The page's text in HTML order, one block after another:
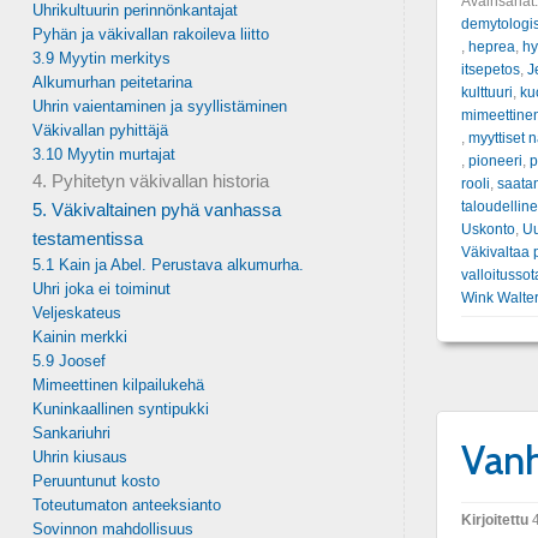
heprea
itsepetos,
kulttuuri
myyttiset
pioneeri
rooli
Uskonto,
Väkivaltaa
Wink Walter
Kirjoitettu
Uhrikultuurin perinnönkantajat
Pyhän ja väkivallan rakoileva liitto
3.9 Myytin merkitys
Alkumurhan peitetarina
Uhrin vaientaminen ja syyllistäminen
Väkivallan pyhittäjä
3.10 Myytin murtajat
4. Pyhitetyn väkivallan historia
5. Väkivaltainen pyhä vanhassa
testamentissa
5.1 Kain ja Abel. Perustava alkumurha.
Uhri joka ei toiminut
Veljeskateus
Kainin merkki
5.9 Joosef
Mimeettinen kilpailukehä
Kuninkaallinen syntipukki
Sankariuhri
Uhrin kiusaus
Peruuntunut kosto
Toteutumaton anteeksianto
Sovinnon mahdollisuus